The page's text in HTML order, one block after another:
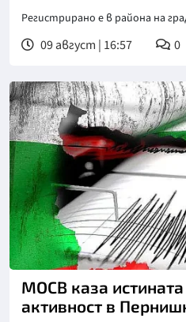
Регистрирано е в района на
09 август | 16:57 0
МОСВ каза
активност в